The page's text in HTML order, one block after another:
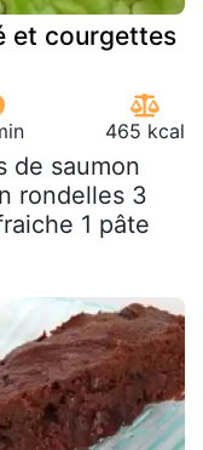
et courgettes
465 kcal
de saumon
rondelles 3
1 pâte